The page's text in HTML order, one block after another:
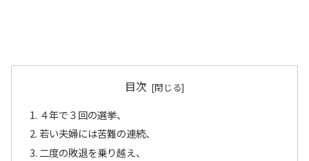
目次
４年で３回の選挙、
若い夫婦には苦難の連続、
二度の敗退を乗り越え、